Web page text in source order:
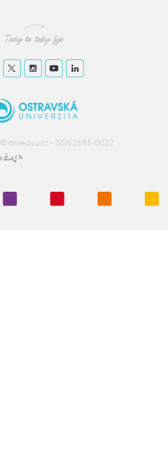
Tady to taky žije
© alive.osu.cz - ISSN 2695-0022